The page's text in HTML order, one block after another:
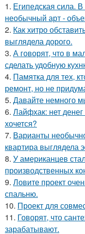
1. Египедская сила.
необычный арт -
2. Как хитро
выглядела дорого.
3. А говорят, что в
сделать удобную
4. Памятка для тех,
ремонт, но не
5. Давайте немного
6. Лайфхак: нет
хочется?
7. Варианты
квартира выглядела
8. У американцев
производственных
9. Ловите проект
спальню.
10. Проект для
11. Говорят, что
зарабатывают.